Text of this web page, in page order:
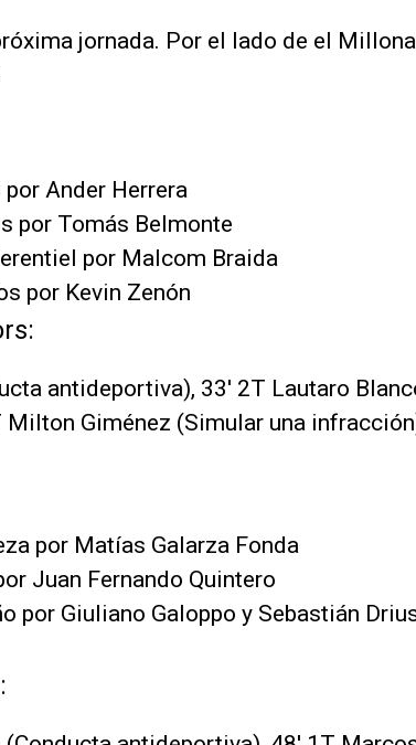
jornada. Por el lado de el
Ander Herrera
por Tomás Belmonte
por Malcom Braida
por Kevin Zenón
antideportiva), 33' 2T Lautaro
Giménez (Simular una
por Matías Galarza Fonda
Juan Fernando Quintero
por Giuliano Galoppo y Sebastián